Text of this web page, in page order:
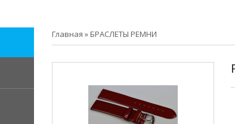
Главная » БРАСЛЕТЫ РЕМНИ